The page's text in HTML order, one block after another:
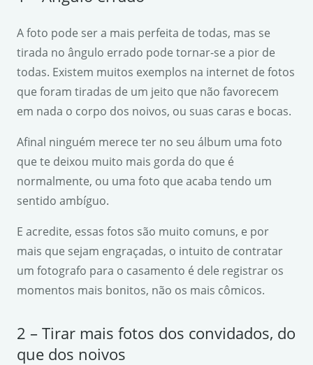
A foto pode ser a mais perfeita de todas, mas se
tirada no ângulo errado pode tornar-se a pior de
todas. Existem muitos exemplos na internet de fotos
que foram tiradas de um jeito que não favorecem
em nada o corpo dos noivos, ou suas caras e bocas.
Afinal ninguém merece ter no seu álbum uma foto
que te deixou muito mais gorda do que é
normalmente, ou uma foto que acaba tendo um
sentido ambíguo.
E acredite, essas fotos são muito comuns, e por
mais que sejam engraçadas, o intuito de contratar
um fotografo para o casamento é dele registrar os
momentos mais bonitos, não os mais cômicos.
2 – Tirar mais fotos dos convidados, do
que dos noivos